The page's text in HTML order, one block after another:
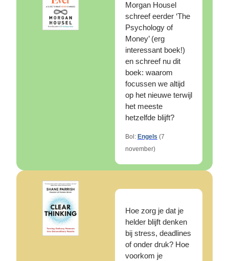
Morgan Housel
schreef eerder ‘The
Psychology of
Money’ (erg
interessant boek!)
en schreef nu dit
boek: waarom
focussen we altijd
op het nieuwe terwijl
het meeste
hetzelfde blijft?
Bol: Engels (7
november)
Hoe zorg je dat je
helder blijft denken
bij stress, deadlines
of onder druk? Hoe
voorkom je